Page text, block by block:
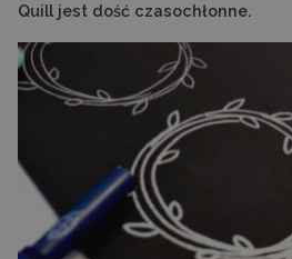
Quill jest dość czasochłonne.